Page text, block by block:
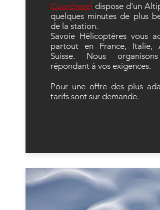
Courchevel dispose d'un
quelques minutes de plus
de la station.
Savoie Hélicoptères vous
partout en France, Italie,
Suisse. Nous
répondant à vos exigences.
Pour une offre des plus
tarifs sont sur demande.